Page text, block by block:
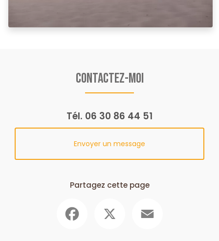
Contactez-moi
Tél. 06 30 86 44 51
Envoyer un message
Partagez cette page